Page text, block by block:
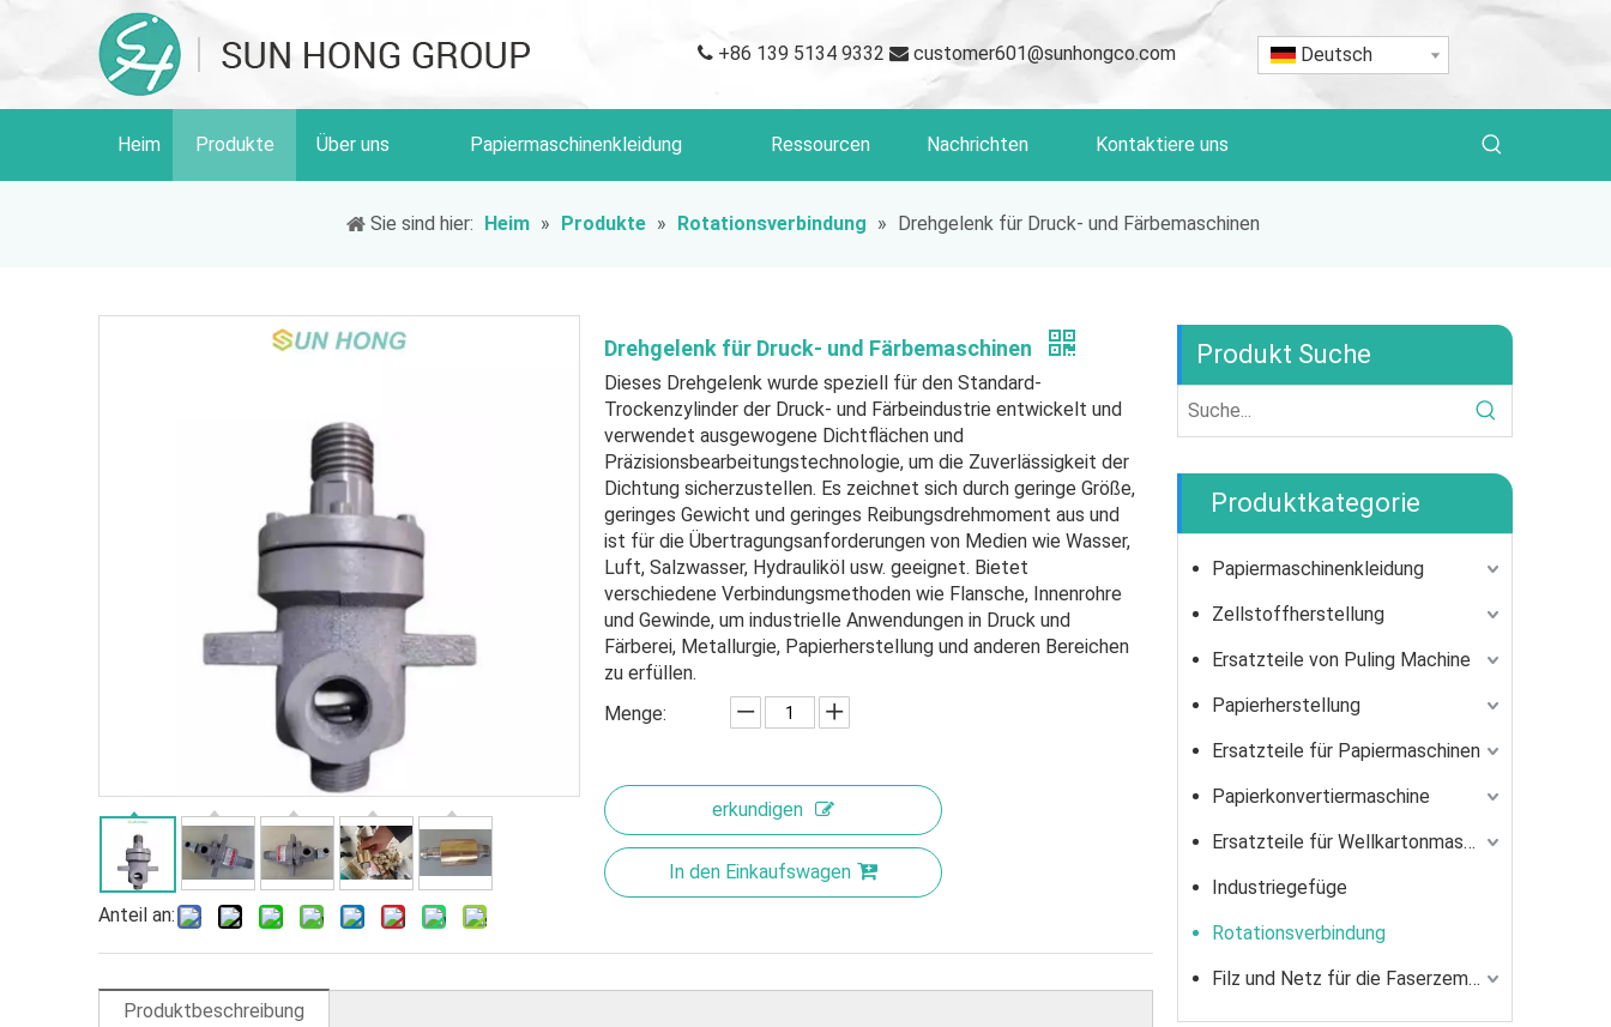
 +86 139 5134 9332  customer601@sunhongco.com Deutsch
Heim Produkte Über uns Papiermaschinenkleidung Ressourcen Nachrichten Kontaktiere uns
Sie sind hier: Heim » Produkte » Rotationsverbindung » Drehgelenk für Druck- und Färbemaschinen
Anteil an:
Drehgelenk für Druck- und Färbemaschinen
Dieses Drehgelenk wurde speziell für den Standard-
Trockenzylinder der Druck- und Färbeindustrie entwickelt und
verwendet ausgewogene Dichtflächen und
Präzisionsbearbeitungstechnologie, um die Zuverlässigkeit der
Dichtung sicherzustellen. Es zeichnet sich durch geringe Größe,
geringes Gewicht und geringes Reibungsdrehmoment aus und
ist für die Übertragungsanforderungen von Medien wie Wasser,
Luft, Salzwasser, Hydrauliköl usw. geeignet. Bietet
verschiedene Verbindungsmethoden wie Flansche, Innenrohre
und Gewinde, um industrielle Anwendungen in Druck und
Färberei, Metallurgie, Papierherstellung und anderen Bereichen
zu erfüllen.
Menge:
erkundigen
In den Einkaufswagen
Produktbeschreibung
Produkt Suche
Produktkategorie
Papiermaschinenkleidung
Zellstoffherstellung
Ersatzteile von Puling Machine
Papierherstellung
Ersatzteile für Papiermaschinen
Papierkonvertiermaschine
Ersatzteile für Wellkartonmaschine für Wellkartonmaschine
Industriegefüge
Rotationsverbindung
Filz und Netz für die Faserzementindustrie